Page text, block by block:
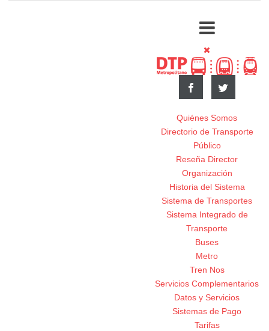
Quiénes Somos
Directorio de Transporte
Público
Reseña Director
Organización
Historia del Sistema
Sistema de Transportes
Sistema Integrado de
Transporte
Buses
Metro
Tren Nos
Servicios Complementarios
Datos y Servicios
Sistemas de Pago
Tarifas